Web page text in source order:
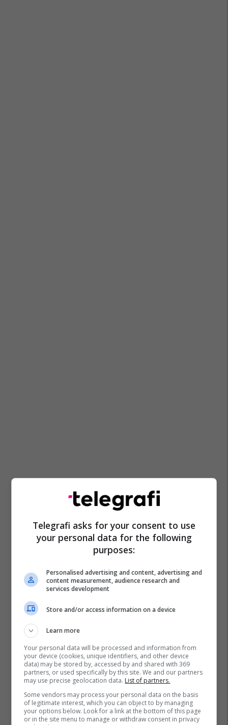
Blagoje Spasojeviq
Dushan Maksimoviq
Telegrafi asks for your consent to use
your personal data for the following
purposes:
Personalised advertising and content, advertising and
content measurement, audience research and
services development
Store and/or access information on a device
Learn more
Your personal data will be processed and information from
your device (cookies, unique identifiers, and other device
data) may be stored by, accessed by and shared with 369
partners, or used specifically by this site. We and our partners
may use precise geolocation data. List of partners.
Some vendors may process your personal data on the basis
of legitimate interest, which you can object to by managing
your options below. Look for a link at the bottom of this page
or in the site menu to manage or withdraw consent in privacy